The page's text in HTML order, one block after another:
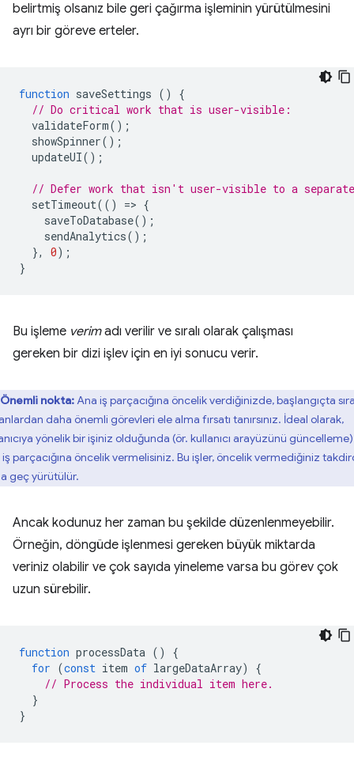
belirtmiş olsanız bile geri çağırma işleminin yürütülmesini
ayrı bir göreve erteler.
function saveSettings ()
{
// Do critical work that is user-visible:
validateForm();
showSpinner();
updateUI();
// Defer work that isn't user-visible to a
setTimeout(() => {
saveToDatabase();
sendAnalytics();
},
0);
}
Bu işleme verimadı verilir ve sıralı olarak çalışması
gereken bir dizi işlev için en iyi sonucu verir.
Önemli nokta:Ana iş parçacığına öncelik verdiğinizde, başlangıçta
daha önemli görevleri ele alma fırsatı tanırsınız. İdeal olarak,
yönelik bir işiniz olduğunda (ör. kullanıcı arayüzünü güncelleme)
parçacığına öncelik vermelisiniz. Bu işler, öncelik vermediğiniz
geç yürütülür.
Ancak kodunuz her zaman bu şekilde düzenlenmeyebilir.
Örneğin, döngüde işlenmesi gereken büyük miktarda
veriniz olabilir ve çok sayıda yineleme varsa bu görev çok
uzun sürebilir.
function processData ()
{
for (const item of largeDataArray)
{
// Process the individual item here.
}
}